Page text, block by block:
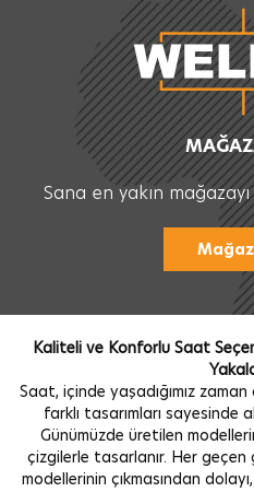
Sana en yakın
Kaliteli ve Konforlu Saat
Saat, içinde yaşadığımız
farklı tasarımları sayesinde
Günümüzde üretilen
çizgilerle tasarlanır. Her
modellerinin çıkmasından